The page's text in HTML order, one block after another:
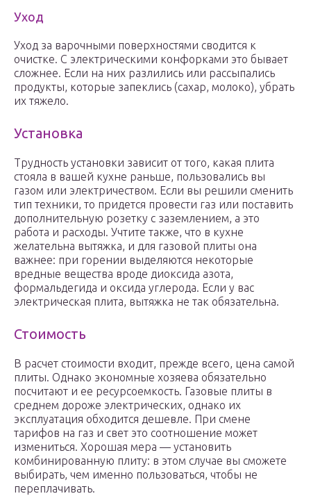
Уход
Уход за варочными поверхностями сводится к
очистке. С электрическими конфорками это бывает
сложнее. Если на них разлились или рассыпались
продукты, которые запеклись (сахар, молоко), убрать
их тяжело.
Установка
Трудность установки зависит от того, какая плита
стояла в вашей кухне раньше, пользовались вы
газом или электричеством. Если вы решили сменить
тип техники, то придется провести газ или поставить
дополнительную розетку с заземлением, а это
работа и расходы. Учтите также, что в кухне
желательна вытяжка, и для газовой плиты она
важнее: при горении выделяются некоторые
вредные вещества вроде диоксида азота,
формальдегида и оксида углерода. Если у вас
электрическая плита, вытяжка не так обязательна.
Стоимость
В расчет стоимости входит, прежде всего, цена самой
плиты. Однако экономные хозяева обязательно
посчитают и ее ресурсоемкость. Газовые плиты в
среднем дороже электрических, однако их
эксплуатация обходится дешевле. При смене
тарифов на газ и свет это соотношение может
измениться. Хорошая мера — установить
комбинированную плиту: в этом случае вы сможете
выбирать, чем именно пользоваться, чтобы не
переплачивать.